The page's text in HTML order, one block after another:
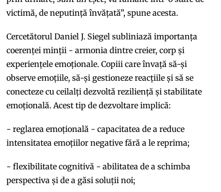
victimă, de neputință învățată”, spune acesta.
Cercetătorul Daniel J. Siegel subliniază importanța
coerenței minții - armonia dintre creier, corp și
experiențele emoționale. Copiii care învață să-și
observe emoțiile, să-și gestioneze reacțiile și să se
conecteze cu ceilalți dezvoltă reziliență și stabilitate
emoțională. Acest tip de dezvoltare implică:
- reglarea emoțională - capacitatea de a reduce
intensitatea emoțiilor negative fără a le reprima;
- flexibilitate cognitivă - abilitatea de a schimba
perspectiva și de a găsi soluții noi;